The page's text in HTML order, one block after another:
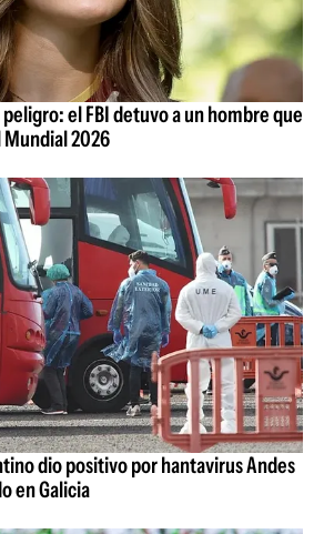
el FBI detuvo a un hombre que
2026
dio positivo por hantavirus Andes
en Galicia